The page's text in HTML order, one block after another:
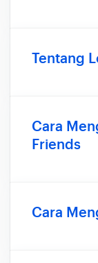
Tentang
Cara
Friends
Cara